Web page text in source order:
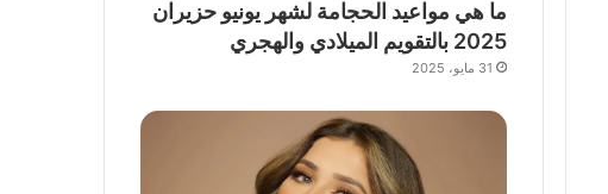
ما هي مواعيد الحجامة لشهر يونيو حزيران
2025 بالتقويم الميلادي والهجري
31 مايو، 2025